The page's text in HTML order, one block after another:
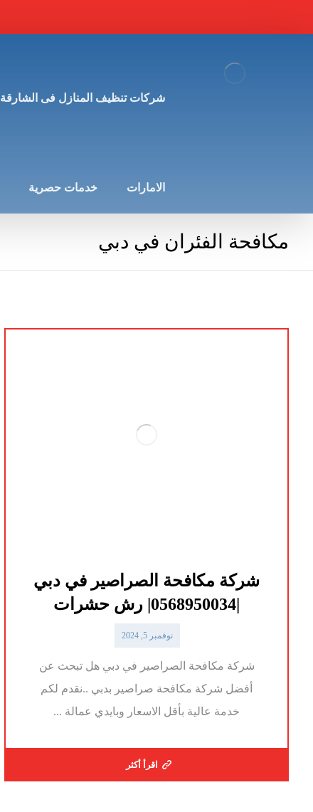
شركات تنظيف المنازل فى الشارقة
الامارات خدمات حصرية
مكافحة الفئران في دبي
شركة مكافحة الصراصير في دبي
نوفمبر 5, 2024
شركة مكافحة الصراصير في دبي هل تبحث عن
أفضل شركة مكافحة صراصير بدبي ..نقدم لكم
خدمة عالية بأقل الاسعار وبايدي عمالة ...
اقرأ أكثر